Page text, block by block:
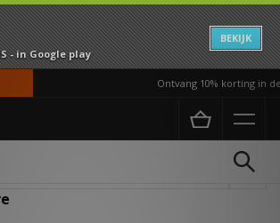
- in Google play
BEKIJK
Ontvang 10% korting in de